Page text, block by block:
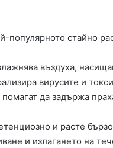
популярното стайно
въздуха,
вирусите и
да задържа
и расте
и излагането на